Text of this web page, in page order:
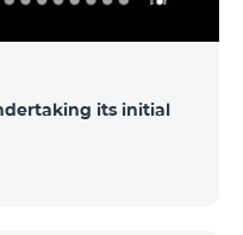
տնօրեն Հայկ
its initial